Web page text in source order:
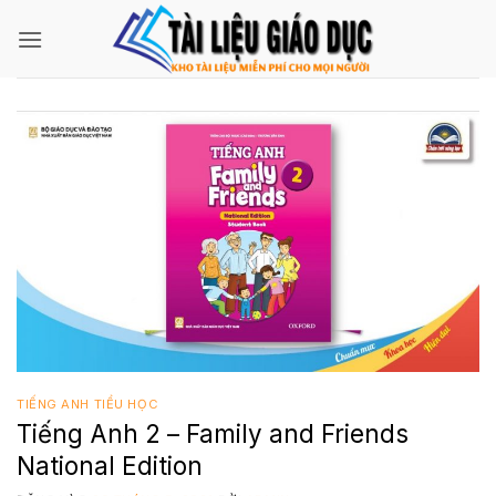
qua
TIẾNG ANH TIỂU HỌC
Tiếng Anh 2 – Family and Friends
National Edition